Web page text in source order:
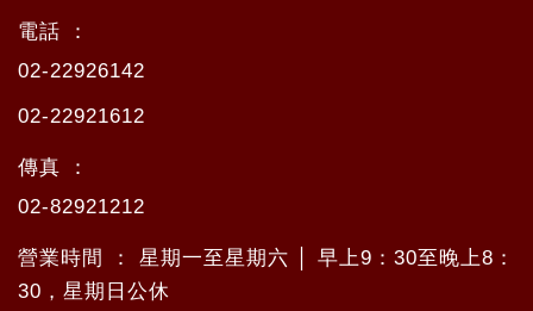
電話 ：
02-22926142
02-22921612
傳真 ：
02-82921212
營業時間 ： 星期一至星期六 │ 早上9：30至晚上8：
30，星期日公休